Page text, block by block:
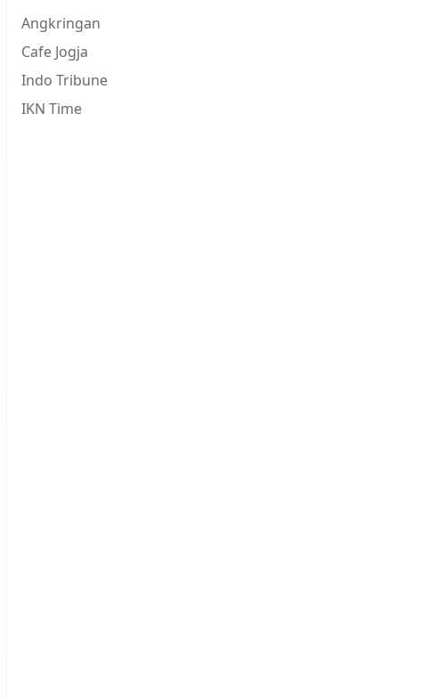
Angkringan
Cafe Jogja
Indo Tribune
IKN Time